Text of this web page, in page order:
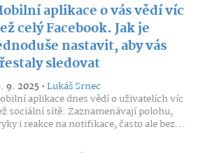
aplikace o vás vědí víc
celý Facebook. Jak je
nastavit, aby vás
sledovat
9. 2025 •Lukáš Srnec
aplikace dnes vědí o uživatelích víc
sociální sítě. Zaznamenávají polohu,
i reakce na notifikace, často ale bez...